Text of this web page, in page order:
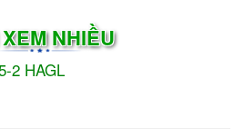
NHIỀU
2 HAGL